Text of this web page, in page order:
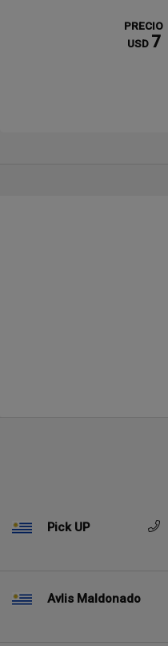
PRECIO
USD 7
Pick UP
Avlis Maldonado